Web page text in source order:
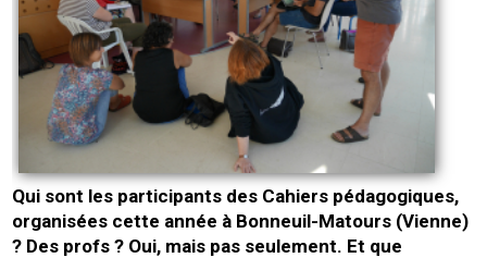
Qui sont les participants des Cahiers pédagogiques,
organisées cette année à Bonneuil-Matours (Vienne)
? Des profs ? Oui, mais pas seulement. Et que